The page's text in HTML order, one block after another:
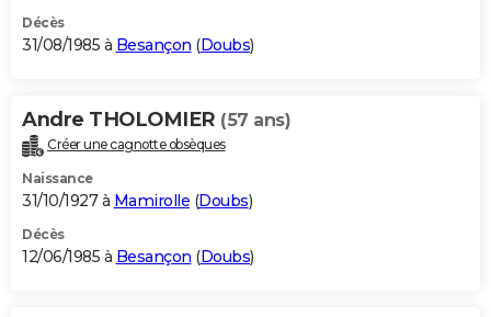
Décès
31/08/1985 à Besançon (Doubs)
Andre THOLOMIER (57 ans)
Créer une cagnotte obsèques
Naissance
31/10/1927 à Mamirolle (Doubs)
Décès
12/06/1985 à Besançon (Doubs)